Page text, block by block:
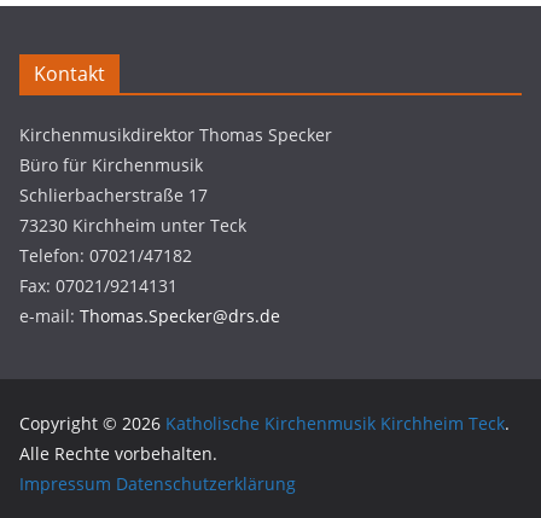
Kontakt
Kirchenmusikdirektor Thomas Specker
Büro für Kirchenmusik
Schlierbacherstraße 17
73230 Kirchheim unter Teck
Telefon: 07021/47182
Fax: 07021/9214131
e-mail: Thomas.Specker@drs.de
Copyright © 2026 Katholische Kirchenmusik Kirchheim Teck.
Alle Rechte vorbehalten.
Impressum Datenschutzerklärung